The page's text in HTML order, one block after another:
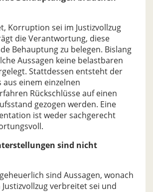
Korruption sei im Justizvollzug
die Verantwortung, diese
Behauptung zu belegen. Bislang
Aussagen keine belastbaren
Stattdessen entsteht der
aus einem einzelnen
Rückschlüsse auf einen
gezogen werden. Eine
ist weder sachgerecht
sind nicht
sind Aussagen, wonach
verbreitet sei und